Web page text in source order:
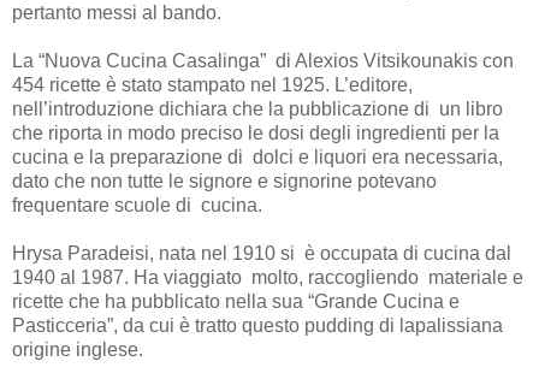
pertanto messi al bando.
La “Nuova Cucina Casalinga” di Alexios Vitsikounakis con
454 ricette è stato stampato nel 1925. L’editore,
nell’introduzione dichiara che la pubblicazione di un libro
che riporta in modo preciso le dosi degli ingredienti per la
cucina e la preparazione di dolci e liquori era necessaria,
dato che non tutte le signore e signorine potevano
frequentare scuole di cucina.
Hrysa Paradeisi, nata nel 1910 si è occupata di cucina dal
1940 al 1987. Ha viaggiato molto, raccogliendo materiale e
ricette che ha pubblicato nella sua “Grande Cucina e
Pasticceria”, da cui è tratto questo pudding di lapalissiana
origine inglese.